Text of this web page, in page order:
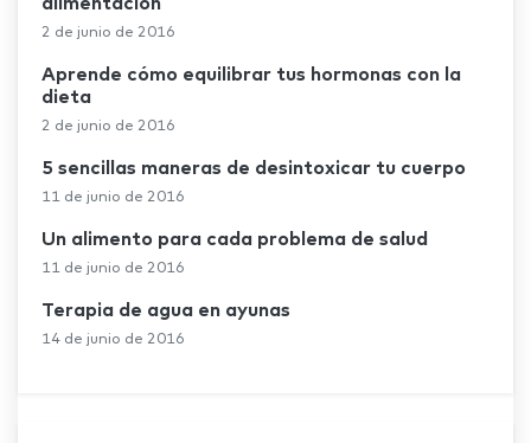
2 de junio de 2016
Aprende cómo equilibrar tus hormonas con la
dieta
2 de junio de 2016
5 sencillas maneras de desintoxicar tu cuerpo
11 de junio de 2016
Un alimento para cada problema de salud
11 de junio de 2016
Terapia de agua en ayunas
14 de junio de 2016